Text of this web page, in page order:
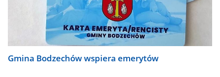
Gmina Bodzechów wspiera emerytów